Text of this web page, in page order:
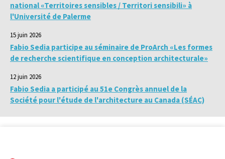
national «Territoires sensibles / Territori sensibili» à
l'Université de Palerme
15 juin 2026
Fabio Sedia participe au séminaire de ProArch «Les formes
de recherche scientifique en conception architecturale»
12 juin 2026
Fabio Sedia a participé au 51e Congrès annuel de la
Société pour l'étude de l'architecture au Canada (SÉAC)